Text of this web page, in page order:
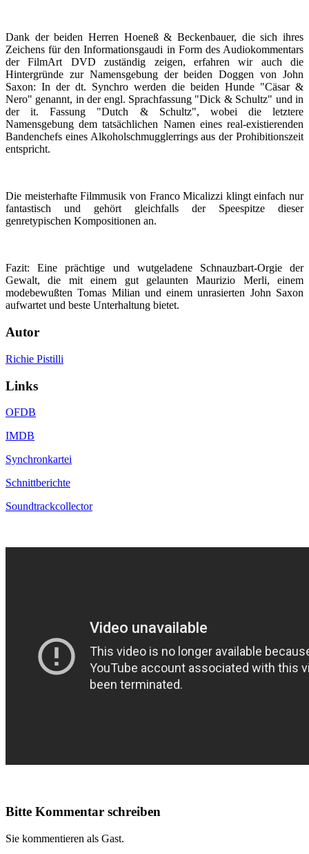
Dank der beiden Herren Hoeneß & Beckenbauer, die sich ihres
Zeichens für den Informationsgaudi in Form des Audiokommentars
der FilmArt DVD zuständig zeigen, erfahren wir auch die
Hintergründe zur Namensgebung der beiden Doggen von John
Saxon: In der dt. Synchro werden die beiden Hunde "Cäsar &
Nero" genannt, in der engl. Sprachfassung "Dick & Schultz" und in
der it. Fassung "Dutch & Schultz", wobei die letztere
Namensgebung dem tatsächlichen Namen eines real-existierenden
Bandenchefs eines Alkoholschmugglerrings aus der Prohibitionszeit
entspricht.
Die meisterhafte Filmmusik von Franco Micalizzi klingt einfach nur
fantastisch und gehört gleichfalls der Speespitze dieser
genretypischen Kompositionen an.
Fazit: Eine prächtige und wutgeladene Schnauzbart-Orgie der
Gewalt, die mit einem gut gelaunten Maurizio Merli, einem
modebewußten Tomas Milian und einem unrasierten John Saxon
aufwartet und beste Unterhaltung bietet.
Autor
Richie Pistilli
Links
OFDB
IMDB
Synchronkartei
Schnittberichte
Soundtrackcollector
Bitte Kommentar schreiben
Sie kommentieren als Gast.